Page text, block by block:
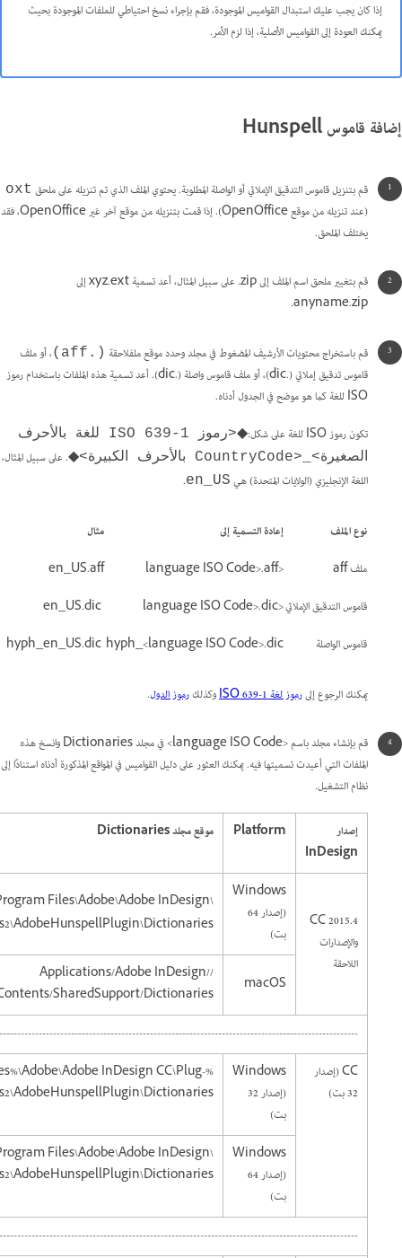
إذا كان يجب عليك استبدال القواميس الموجودة، فقم بإجراء نسخ احتياطي للملفات الموجودة بحيث
يمكنك العودة إلى القواميس الأصلية، إذا لزم الأمر.
إضافة قاموس Hunspell
قم بتنزيل قاموس التدقيق الإملائي أو الواصلة المطلوبة. يحتوي الملف الذي تم تنزيله على ملحق oxt
(عند تنزيله من موقع OpenOffice). إذا قمت بتنزيله من موقع آخر غير OpenOffice، فقد
يختلف الملحق.
قم بتغيير ملحق اسم الملف إلى zip. على سبيل المثال، أعد تسمية xyz.ext إلى
anyname.zip.
قم باستخراج محتويات الأرشيف المضغوط في مجلد وحدد موقع ملفلاحقة (.aff)
، أو ملف
قاموس تدقيق إملائي (.dic)، أو ملف قاموس واصلة (.dic). أعد تسمية هذه الملفات باستخدام رموز
ISO للغة كما هو موضح في الجدول أدناه.
تكون رموز ISO للغة على شكل:
◆<رموز ISO 639-1 للغة بالأحرف
الصغيرة>_<CountryCode بالأحرف الكبيرة>◆
. على سبيل المثال،
اللغة الإنجليزي (الولايات المتحدة) هي en_US
.
نوع الملف إعادة التسمية إلى
مثال
ملف aff
<language ISO Code>.aff
en_US.aff
قاموس التدقيق الإملائي<language ISO Code>.dic
قاموس الواصلة
hyph_<language ISO Code>.dic
يمكنك الرجوع إلىرموز لغة ISO 639-1 وكذلكرموز الدول.
قم بإنشاء مجلد باسم <language ISO Code> في مجلد Dictionaries وانسخ هذه
الملفات التي أعيدت تسميتها فيه. يمكنك العثور على دليل القواميس في المواقع المذكورة أدناه استنادًا إلى
نظام التشغيل.
إصدار
InDesign
Platform موقع مجلد Dictionaries
CC 2015.4
والإصدارات
اللاحقة
Windows
(إصدار 64
بت)
\Program Files\Adobe\Adobe InDesign
macOS
//Applications/Adobe InDesign
SharedSupport/Dictionaries
CC (إصدار
32 بت)
Windows
(إصدار 32
بت)
InDesign CC\Plug-
Windows
(إصدار 64
بت)
Files\Adobe\Adobe InDesign